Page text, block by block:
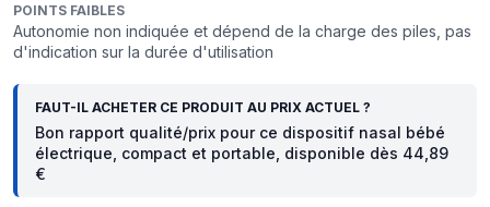
POINTS FAIBLES
Autonomie non indiquée et dépend de la charge des piles, pas
d'indication sur la durée d'utilisation
FAUT-IL ACHETER CE PRODUIT AU PRIX ACTUEL ?
Bon rapport qualité/prix pour ce dispositif nasal bébé
électrique, compact et portable, disponible dès 44,89
€